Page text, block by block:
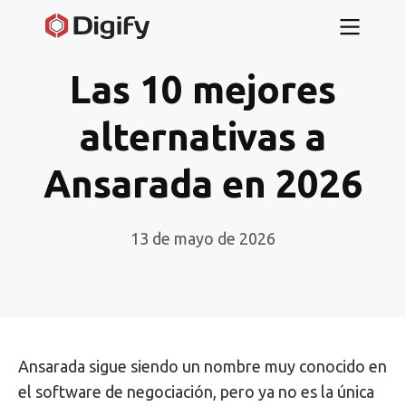
Las 10 mejores
alternativas a
Ansarada en 2026
13 de mayo de 2026
Ansarada sigue siendo un nombre muy conocido en
el software de negociación, pero ya no es la única